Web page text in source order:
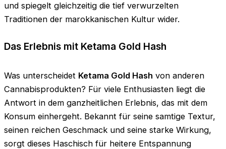
und spiegelt gleichzeitig die tief verwurzelten
Traditionen der marokkanischen Kultur wider.
Das Erlebnis mit Ketama Gold Hash
Was unterscheidet Ketama Gold Hash von anderen
Cannabisprodukten? Für viele Enthusiasten liegt die
Antwort in dem ganzheitlichen Erlebnis, das mit dem
Konsum einhergeht. Bekannt für seine samtige Textur,
seinen reichen Geschmack und seine starke Wirkung,
sorgt dieses Haschisch für heitere Entspannung